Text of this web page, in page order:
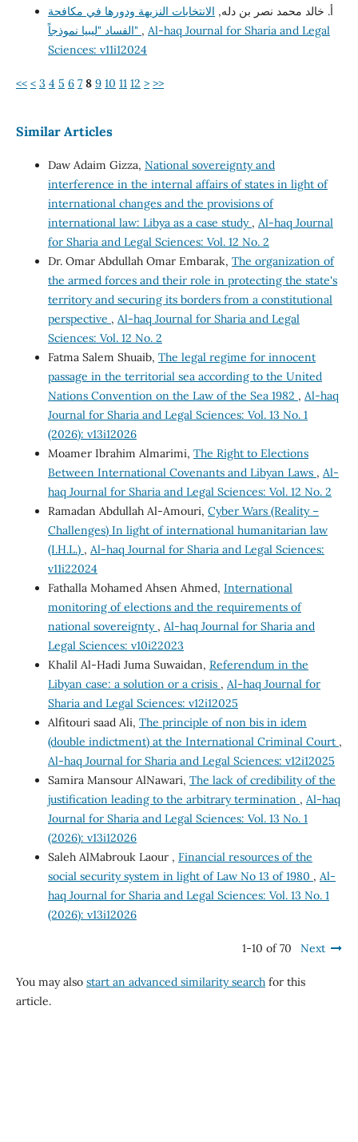
أ. خالد محمد نصر بن دله, الانتخابات النزيهة ودورها في مكافحة
الفساد "ليبيا نموذجاً" , Al-haq Journal for Sharia and Legal
Sciences: v11i12024
<< < 3 4 5 6 7 8 9 10 11 12 > >>
Similar Articles
Daw Adaim Gizza, National sovereignty and
interference in the internal affairs of states in light of
international changes and the provisions of
international law: Libya as a case study , Al-haq Journal
for Sharia and Legal Sciences: Vol. 12 No. 2
Dr. Omar Abdullah Omar Embarak, The organization of
the armed forces and their role in protecting the state's
territory and securing its borders from a constitutional
perspective , Al-haq Journal for Sharia and Legal
Sciences: Vol. 12 No. 2
Fatma Salem Shuaib, The legal regime for innocent
passage in the territorial sea according to the United
Nations Convention on the Law of the Sea 1982 , Al-haq
Journal for Sharia and Legal Sciences: Vol. 13 No. 1
(2026): v13i12026
Moamer Ibrahim Almarimi, The Right to Elections
Between International Covenants and Libyan Laws , Al-
haq Journal for Sharia and Legal Sciences: Vol. 12 No. 2
Ramadan Abdullah Al-Amouri, Cyber Wars (Reality –
Challenges) In light of international humanitarian law
(I.H.L.) , Al-haq Journal for Sharia and Legal Sciences:
v11i22024
Fathalla Mohamed Ahsen Ahmed, International
monitoring of elections and the requirements of
national sovereignty , Al-haq Journal for Sharia and
Legal Sciences: v10i22023
Khalil Al-Hadi Juma Suwaidan, Referendum in the
Libyan case: a solution or a crisis , Al-haq Journal for
Sharia and Legal Sciences: v12i12025
Alfitouri saad Ali, The principle of non bis in idem
(double indictment) at the International Criminal Court ,
Al-haq Journal for Sharia and Legal Sciences: v12i12025
Samira Mansour AlNawari, The lack of credibility of the
justification leading to the arbitrary termination , Al-haq
Journal for Sharia and Legal Sciences: Vol. 13 No. 1
(2026): v13i12026
Saleh AlMabrouk Laour , Financial resources of the
social security system in light of Law No 13 of 1980 , Al-
haq Journal for Sharia and Legal Sciences: Vol. 13 No. 1
(2026): v13i12026
1-10 of 70 Next
You may also start an advanced similarity searchfor this
article.